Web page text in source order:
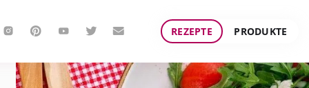
REZEPTE PRODUKTE